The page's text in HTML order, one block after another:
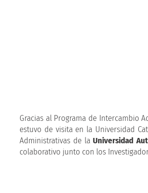
Gracias al Programa de Intercambio
estuvo de visita en la Universidad
Administrativas de laUniversidad
colaborativo junto con los